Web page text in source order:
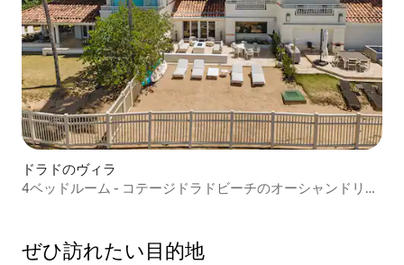
ドラドのヴィラ
4ベッドルーム - コテージドラドビーチのオーシャンドリー
ぜひ訪⁠れ⁠た⁠い目⁠的⁠地